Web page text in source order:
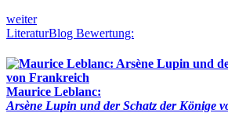
weiter
LiteraturBlog Bewertung:
Maurice Leblanc:
Arsène Lupin und der Schatz der Könige